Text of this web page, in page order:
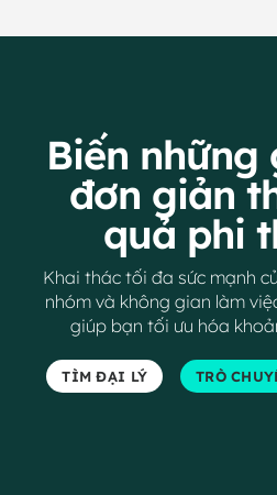
Biến những
đơn giản
quả phi
Khai thác tối đa sức mạnh
nhóm và không gian làm
giúp bạn tối ưu hóa
TÌM ĐẠI LÝ TRÒ